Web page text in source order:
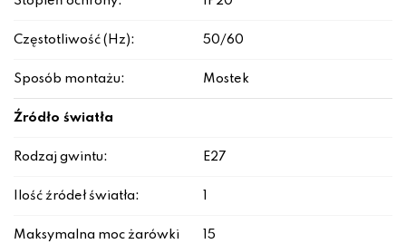
Częstotliwość (Hz): 50/60
Sposób montażu: Mostek
Źródło światła
Rodzaj gwintu: E27
Ilość źródeł światła:
Maksymalna moc żarówki
15